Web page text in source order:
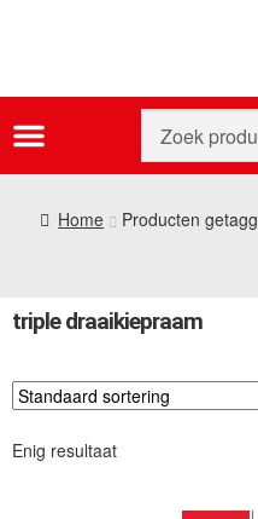
Home Producten
triple draaikiepraam
Enig resultaat